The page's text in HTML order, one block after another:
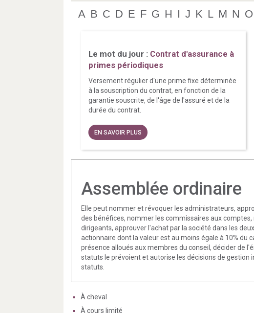
A B C D E F G H I J K L M N O
Le mot du jour : Contrat d'assurance à
primes périodiques
Versement régulier d'une prime fixe déterminée
à la souscription du contrat, en fonction de la
garantie souscrite, de l'âge de l'assuré et de la
durée du contrat.
EN SAVOIR PLUS
Assemblée ordinaire
Elle peut nommer et révoquer les administrateurs,
des bénéfices, nommer les commissaires aux
dirigeants, approuver l'achat par la société dans les
actionnaire dont la valeur est au moins égale à 10% du
présence alloués aux membres du conseil, décider de
statuts le prévoient et autorise les décisions de gestion
statuts.
À cheval
À cours limité